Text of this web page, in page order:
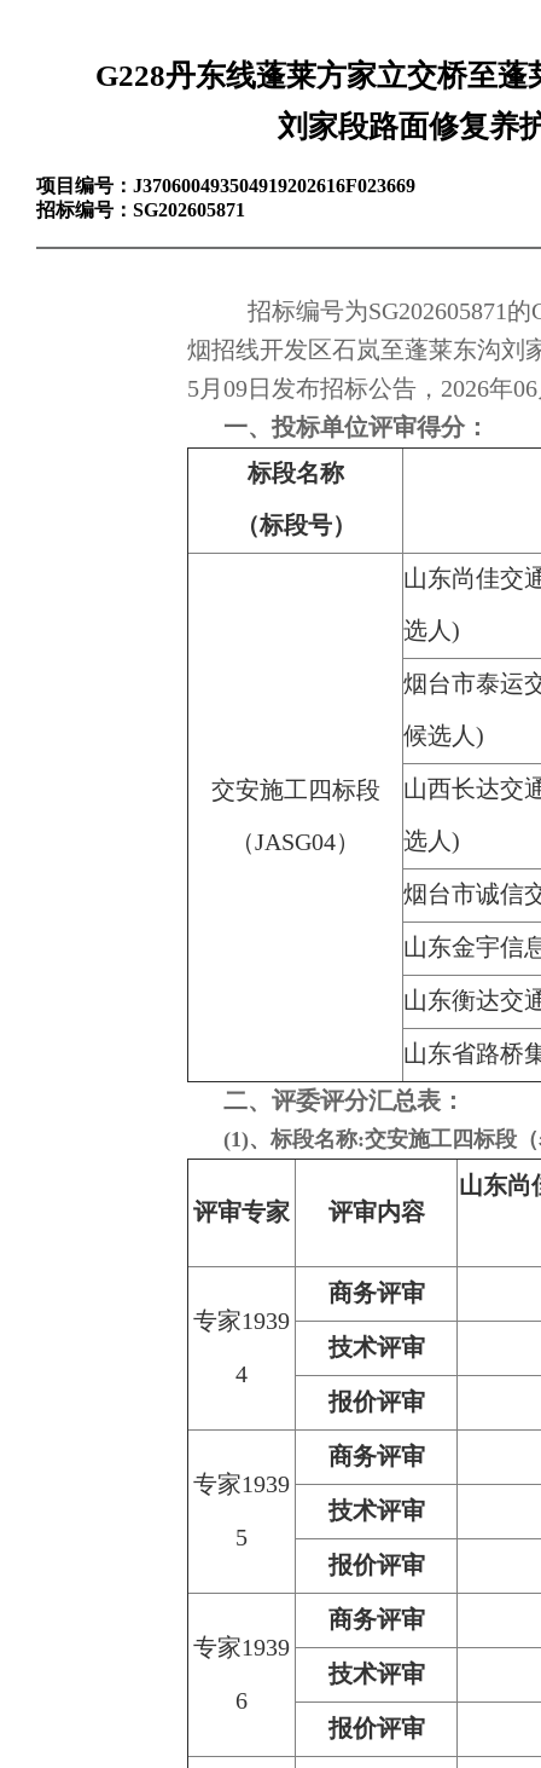
G228丹东线蓬莱方家立交桥至
刘家段路面修复养
项目编号： J370600493504919202616F023669
招标编号： SG202605871
招标编号为SG202605871
烟招线开发区石岚至蓬莱东沟刘
5月09日发布招标公告，2026年
一、投标单位评审得分：
标段名称
（标段号）
交安施工四标段
（JASG04）
山东尚佳交
选人)
烟台市泰运
候选人)
山西长达交
选人)
烟台市诚信
山东金宇信
山东衡达交
山东省路桥
二、评委评分汇总表：
(1)、标段名称:交安施工四标段
评审专家 评审内容
山东尚
专家1939
4
商务评审
技术评审
报价评审
专家1939
5
商务评审
技术评审
报价评审
专家1939
6
商务评审
技术评审
报价评审